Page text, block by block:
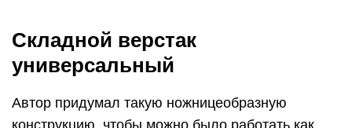
Складной верстак
универсальный
Автор придумал такую ножницеобразную
конструкцию, чтобы можно было работать как